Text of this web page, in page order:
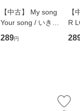
【中古】 My song
Your song / いきも
のがかり / [CD]
【メール便送料無
289円
【
R
産